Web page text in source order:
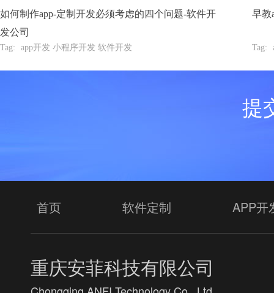
如何制作app-定制开发必须考虑的四个问题-软件开
发公司
Tag: app开发 小程序开发 软件开发
早教
Tag:
提
首页 软件定制 APP开
重庆安菲科技有限公司